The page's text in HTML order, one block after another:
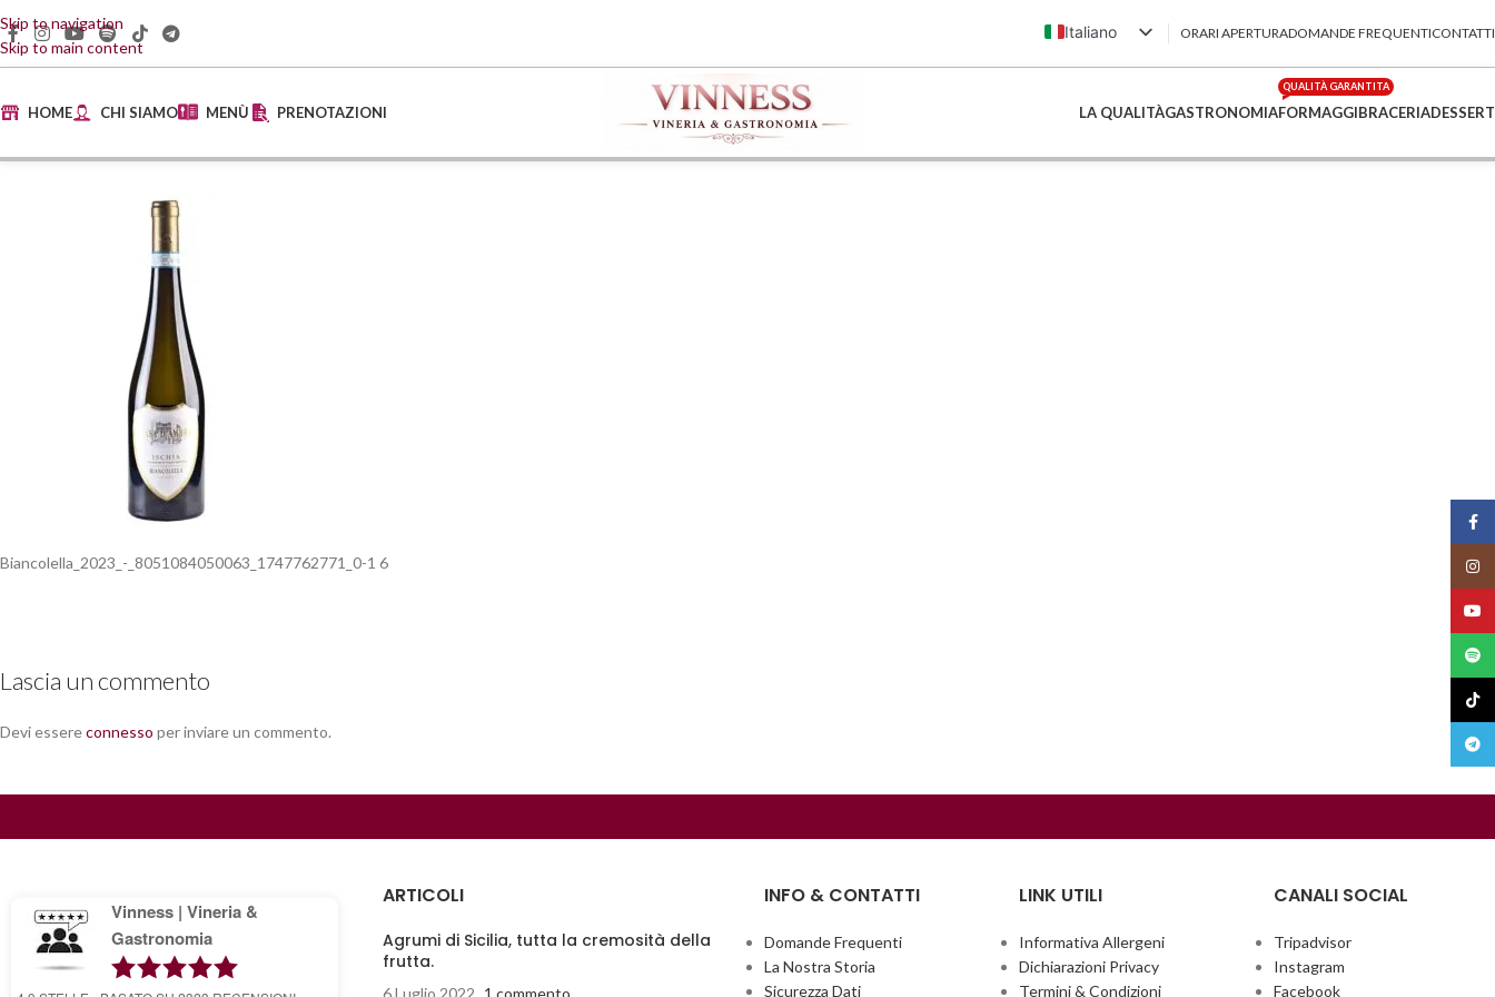
Skip to navigation
Skip to main content
Italiano
English (UK)
Français
ORARI APERTURADOMANDE FREQUENTICONTATTI
HOME CHI SIAMO MENÙ PRENOTAZIONI LA QUALITÀGASTRONOMIAFORMAGGI
QUALITÀ GARANTITA
BRACERIADESSERT
Biancolella_2023_-_8051084050063_1747762771_0-1 6
Lascia un commento
Devi essereconnesso per inviare un commento.
Vinness | Vineria &
Gastronomia
ARTICOLI
Agrumi di Sicilia, tutta la cremosità della
frutta.
6 Luglio 2022 1 commento
INFO & CONTATTI
Domande Frequenti
La Nostra Storia
Sicurezza Dati
LINK UTILI
Informativa Allergeni
Dichiarazioni Privacy
Termini & Condizioni
CANALI SOCIAL
Tripadvisor
Instagram
Facebook